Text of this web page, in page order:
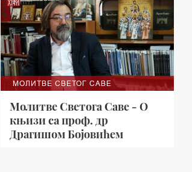
МОЛИТВЕ СВЕТОГ САВЕ
Молитве Светога Саве - О
књизи са проф. др
Драгишом Бојовићем